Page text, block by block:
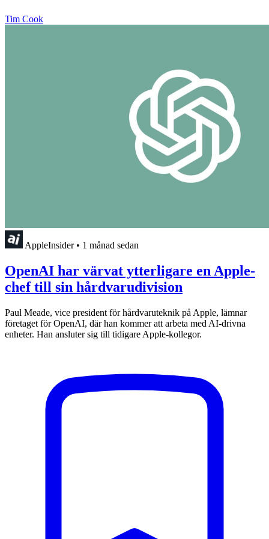
Tim Cook
AppleInsider • 1 månad sedan
OpenAI har värvat ytterligare en Apple-
chef till sin hårdvarudivision
Paul Meade, vice president för hårdvaruteknik på Apple, lämnar
företaget för OpenAI, där han kommer att arbeta med AI-drivna
enheter. Han ansluter sig till tidigare Apple-kollegor.